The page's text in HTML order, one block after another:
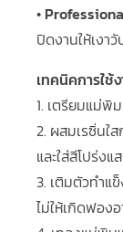
•
ปิดงานให้เงา
เทคนิคการใช้
1. เตรียมแม่พิ
2. ผสมเรซิ่นใ
และใส่สีโปร่ง
3. เติมตัวทำแ
ไม่ให้เกิดฟอง